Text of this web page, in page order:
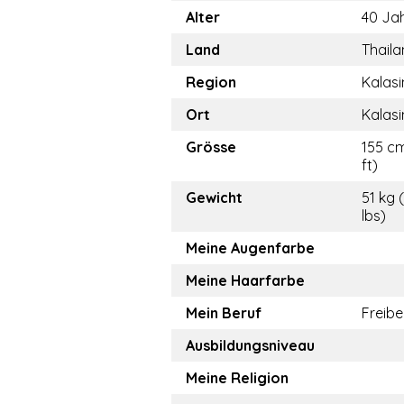
Alter
40
Land
Region
Ort
Grösse
155
ft)
Gewicht
51 kg
lbs)
Meine Augenfarbe
Meine Haarfarbe
Mein Beruf
Ausbildungsniveau
Meine Religion